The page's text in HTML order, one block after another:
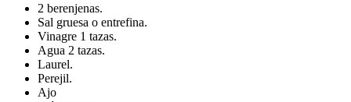
2 berenjenas.
Sal gruesa o entrefina.
Vinagre 1 tazas.
Agua 2 tazas.
Laurel.
Perejil.
Ajo